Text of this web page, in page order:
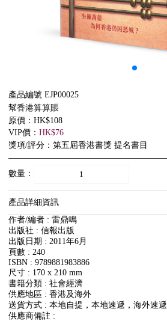
產品編號 EJP00025
幫香港算算賬
原價：HK$108
VIP價： HK$76
獎項/評分：第五屆香港書獎 提名書目
數量：
產品詳細資訊
作者/編者 : 雷鼎鳴
出版社 : 信報出版
出版日期 : 2011年6月
頁數 : 240
ISBN : 9789881983886
尺寸 : 170 x 210 mm
書籍分類 : 社會經濟
供應地區 : 香港及海外
送貨方式 : 本地自提，本地速遞，海外速遞
供應商備註 :